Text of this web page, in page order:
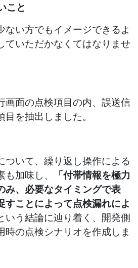
こと
ない方でもイメージできるよ
ていただかなくてはなりませ
画面の点検項目の内、誤送信
を抽出しました。
ついて、繰り返し操作による
加味し、
「付帯情報を極力
み、必要なタイミングで表
すことによって点検漏れによ
いう結論に辿り着く、開発側
時の点検シナリオを作成しま